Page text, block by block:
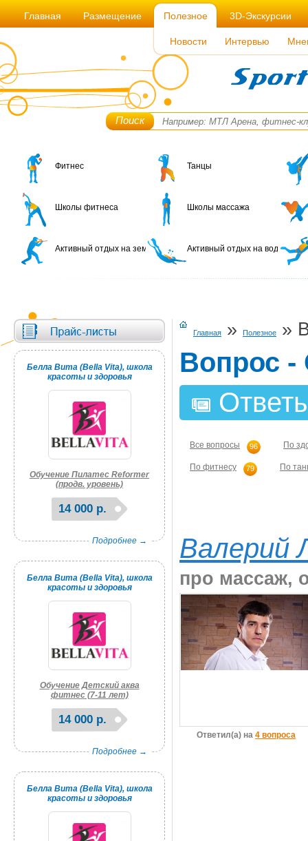
Главная Размещение Полезное
Новости Интервью
3D-Экскурсии
Поиск
Фитнес Танцы
Школы фитнеса Школы массажа
Активный отдых на земле Активный отдых на воде
Белла Вита (Bella Vita), школа
красоты и здоровья
Обучение Пилатес Reformer
(продв. уровень)
14 000 р.
Подробнее →
Белла Вита (Bella Vita), школа
красоты и здоровья
Обучение Детский аква
фитнес (7-11 лет)
14 000 р.
Подробнее →
Белла Вита (Bella Vita), школа
красоты и здоровья
Главная » Полезное »
Вопрос -
Все вопросы 96 По
По фитнесу 79 По
Валерий
про массаж,
Ответил(а) на 4 вопроса